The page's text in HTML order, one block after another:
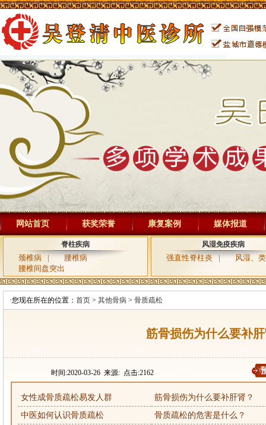
网站首页 获奖荣誉 康复案例 媒体报道
脊柱疾病
颈椎病 |
腰椎病
腰椎间盘突出
风湿免疫疾病
强直性脊柱炎 | 风湿、
·您现在所在的位置： 首页 > 其他骨病 > 骨质疏松
筋骨损伤为什么要补
时间:2020-03-26 来源: 点击:2162
女性成骨质疏松易发人群
筋骨损伤为什么要补肝肾？
中医如何认识骨质疏松
骨质疏松的危害是什么？